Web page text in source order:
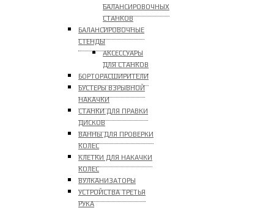
БАЛАНСИРОВОЧНЫХ
СТАНКОВ
БАЛАНСИРОВОЧНЫЕ
СТЕНДЫ
АКСЕССУАРЫ
ДЛЯ СТАНКОВ
БОРТОРАСШИРИТЕЛИ
БУСТЕРЫ ВЗРЫВНОЙ
НАКАЧКИ
СТАНКИ ДЛЯ ПРАВКИ
ДИСКОВ
ВАННЫ ДЛЯ ПРОВЕРКИ
КОЛЕС
КЛЕТКИ ДЛЯ НАКАЧКИ
КОЛЕС
ВУЛКАНИЗАТОРЫ
УСТРОЙСТВА ТРЕТЬЯ
РУКА